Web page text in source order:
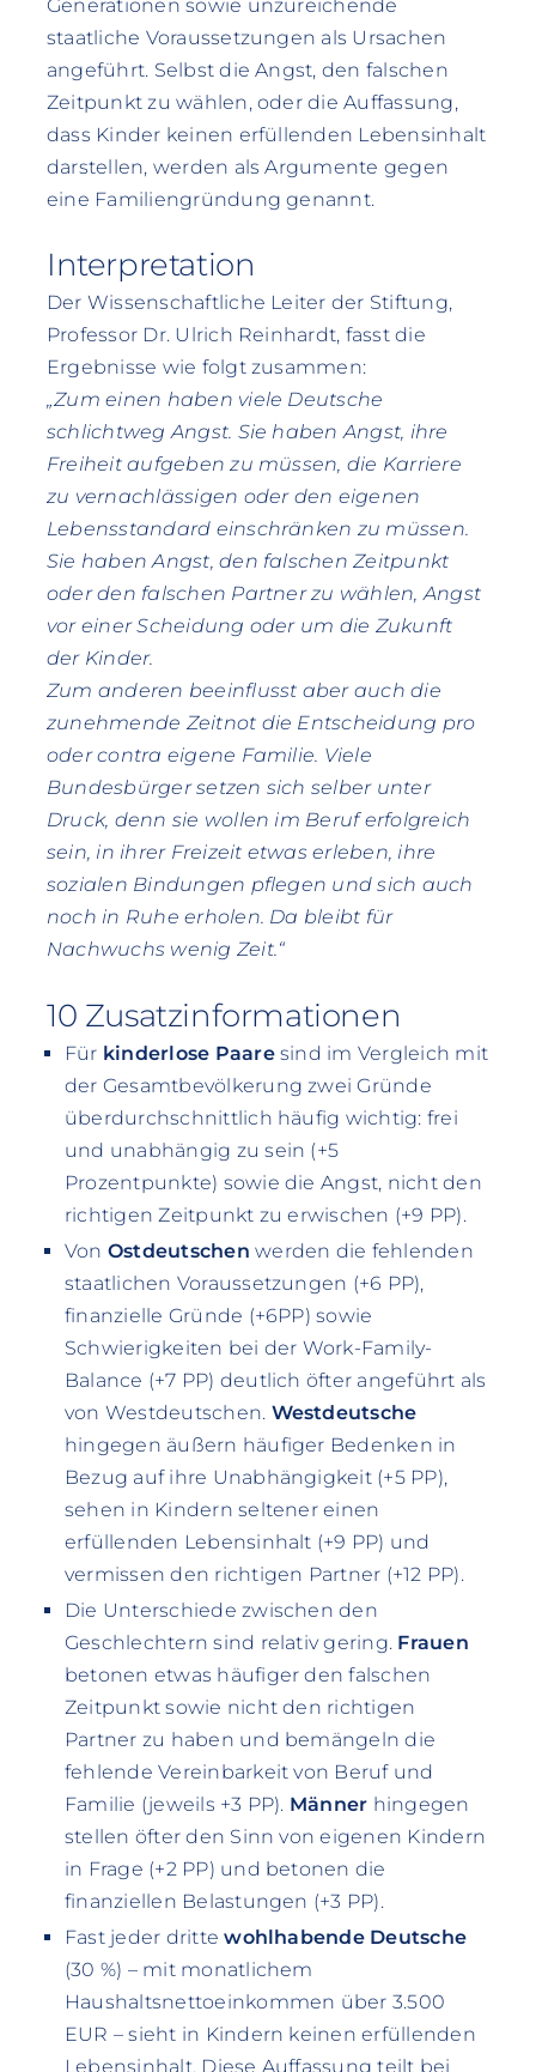
Generationen sowie unzureichende
staatliche Voraussetzungen als Ursachen
angeführt. Selbst die Angst, den falschen
Zeitpunkt zu wählen, oder die Auffassung,
dass Kinder keinen erfüllenden Lebensinhalt
darstellen, werden als Argumente gegen
eine Familiengründung genannt.
Interpretation
Der Wissenschaftliche Leiter der Stiftung,
Professor Dr. Ulrich Reinhardt, fasst die
Ergebnisse wie folgt zusammen:
„Zum einen haben viele Deutsche
schlichtweg Angst. Sie haben Angst, ihre
Freiheit aufgeben zu müssen, die Karriere
zu vernachlässigen oder den eigenen
Lebensstandard einschränken zu müssen.
Sie haben Angst, den falschen Zeitpunkt
oder den falschen Partner zu wählen, Angst
vor einer Scheidung oder um die Zukunft
der Kinder.
Zum anderen beeinflusst aber auch die
zunehmende Zeitnot die Entscheidung pro
oder contra eigene Familie. Viele
Bundesbürger setzen sich selber unter
Druck, denn sie wollen im Beruf erfolgreich
sein, in ihrer Freizeit etwas erleben, ihre
sozialen Bindungen pflegen und sich auch
noch in Ruhe erholen. Da bleibt für
Nachwuchs wenig Zeit.“
10 Zusatzinformationen
Für kinderlose Paaresind im Vergleich mit
der Gesamtbevölkerung zwei Gründe
überdurchschnittlich häufig wichtig: frei
und unabhängig zu sein (+5
Prozentpunkte) sowie die Angst, nicht den
richtigen Zeitpunkt zu erwischen (+9 PP).
Von Ostdeutschen werden die fehlenden
staatlichen Voraussetzungen (+6 PP),
finanzielle Gründe (+6PP) sowie
Schwierigkeiten bei der Work-Family-
Balance (+7 PP) deutlich öfter angeführt als
von Westdeutschen. Westdeutsche
hingegen äußern häufiger Bedenken in
Bezug auf ihre Unabhängigkeit (+5 PP),
sehen in Kindern seltener einen
erfüllenden Lebensinhalt (+9 PP) und
vermissen den richtigen Partner (+12 PP).
Die Unterschiede zwischen den
Geschlechtern sind relativ gering. Frauen
betonen etwas häufiger den falschen
Zeitpunkt sowie nicht den richtigen
Partner zu haben und bemängeln die
fehlende Vereinbarkeit von Beruf und
Familie (jeweils +3 PP). Männer hingegen
stellen öfter den Sinn von eigenen Kindern
in Frage (+2 PP) und betonen die
finanziellen Belastungen (+3 PP).
Fast jeder drittewohlhabende Deutsche
(30 %) – mit monatlichem
Haushaltsnettoeinkommen über 3.500
EUR – sieht in Kindern keinen erfüllenden
Lebensinhalt. Diese Auffassung teilt bei